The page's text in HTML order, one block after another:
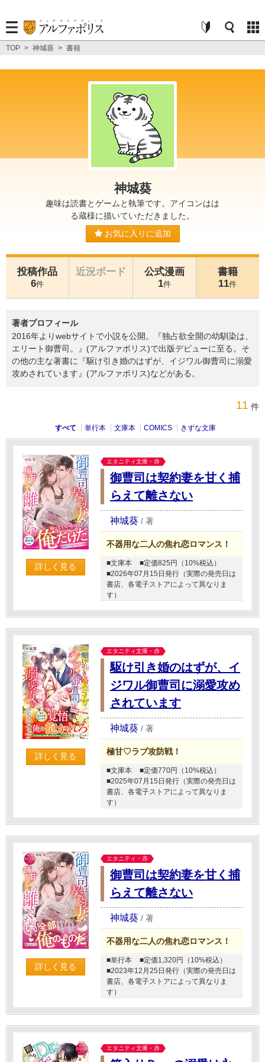
TOP > 神城葵 > 書籍
神城葵
趣味は読書とゲームと執筆です。アイコンはは
る蔵様に描いていただきました。
お気に入りに追加
投稿作品
6件
近況ボード
公式漫画
1件
書籍
11件
著者プロフィール
2016年よりwebサイトで小説を公開。『独占欲全開の幼馴染は、
エリート御曹司。』(アルファポリス)で出版デビューに至る。そ
の他の主な著書に『駆け引き婚のはずが、イジワル御曹司に溺愛
攻めされています』(アルファポリス)などがある。
11 件
すべて 単行本 文庫本 COMICS きずな文庫
詳しく見る
エタニティ文庫・赤
御曹司は契約妻を甘く捕
らえて離さない
神城葵 / 著
不器用な二人の焦れ恋ロマンス！
■文庫本
■定価825円（10%税込）
■2026年07月15日発行（実際の発売日は
書店、各電子ストアによって異なりま
す）
詳しく見る
エタニティ文庫・赤
駆け引き婚のはずが、イ
ジワル御曹司に溺愛攻め
されています
神城葵 / 著
極甘♡ラブ攻防戦！
■文庫本
■定価770円（10%税込）
■2025年07月15日発行（実際の発売日は
書店、各電子ストアによって異なりま
す）
詳しく見る
エタニティ・赤
御曹司は契約妻を甘く捕
らえて離さない
神城葵 / 著
不器用な二人の焦れ恋ロマンス！
■単行本
■定価1,320円（10%税込）
■2023年12月25日発行（実際の発売日は
書店、各電子ストアによって異なりま
す）
エタニティ文庫・赤